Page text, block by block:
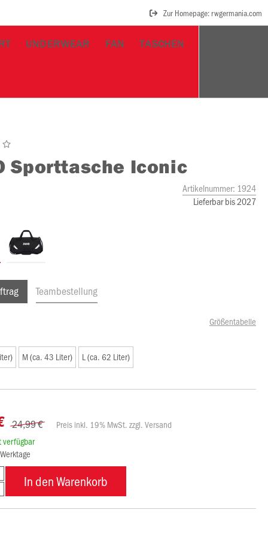
Zur Homepage: rwgermania.com
UNDERWEAR FAN TASCHEN
Sporttasche Iconic
Artikelnummer: 1924
Lieferbar bis 2027
Teambestellung
Größentabelle
M (ca. 43 Liter) L (ca. 62 Liter)
24,99 €
Preis inkl. 19% MwSt. zzgl. Versand
verfügbar
In den Warenkorb